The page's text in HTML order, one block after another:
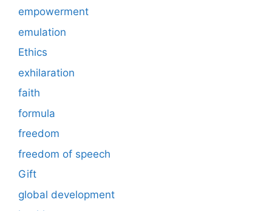
empowerment
emulation
Ethics
exhilaration
faith
formula
freedom
freedom of speech
Gift
global development